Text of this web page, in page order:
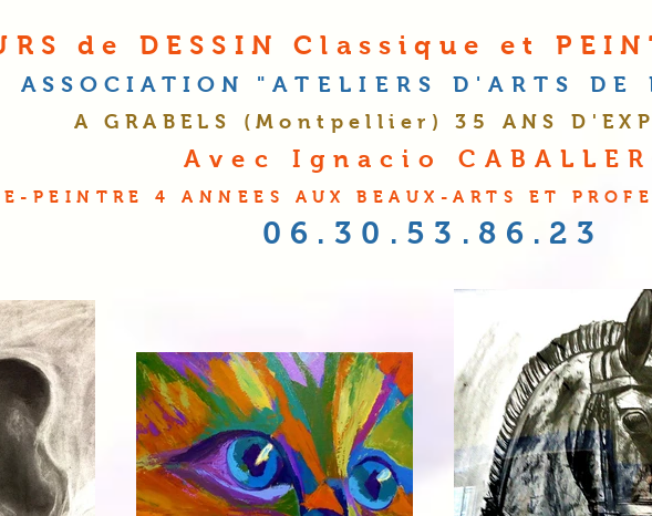
de DESSIN Classique et
ASSOCIATION "ATELIERS D'A RTS
A GRABELS (Montpellier ) 35 ANS
Avec Ignacio
PEINTRE 4 ANNEES AUX BEAUX-ARTS ET
06.30.53.86.23